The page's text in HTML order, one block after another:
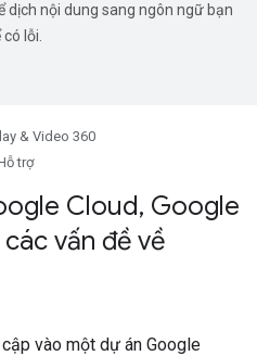
dịch nội dung sang ngôn ngữ bạn
lỗi.
& Video 360
trợ
Cloud, Google
vấn đề về
vào một dự án Google